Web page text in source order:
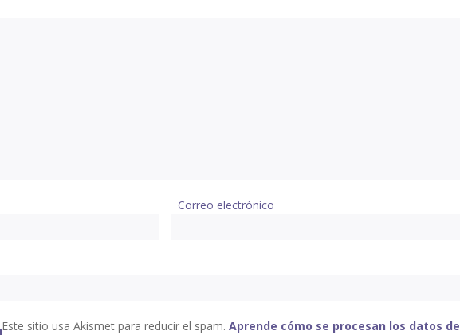
Correo electrónico
Este sitio usa Akismet para reducir el spam. Aprende cómo se procesan los datos de